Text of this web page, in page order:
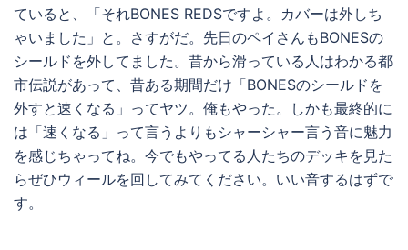
ていると、「それBONES REDSですよ。カバーは外しち
ゃいました」と。さすがだ。先日のペイさんもBONESの
シールドを外してました。昔から滑っている人はわかる都
市伝説があって、昔ある期間だけ「BONESのシールドを
外すと速くなる」ってヤツ。俺もやった。しかも最終的に
は「速くなる」って言うよりもシャーシャー言う音に魅力
を感じちゃってね。今でもやってる人たちのデッキを見た
らぜひウィールを回してみてください。いい音するはずで
す。